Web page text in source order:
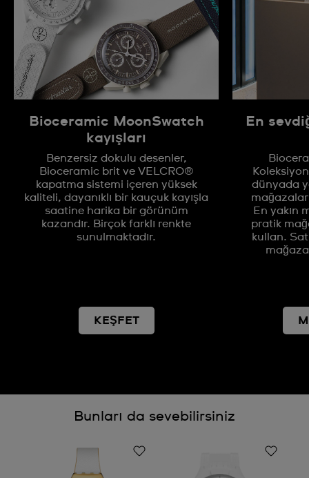
Bioceramic MoonSwatch
kayışları
Benzersiz dokulu desenler,
Bioceramic brit ve VELCRO®
kapatma sistemi içeren yüksek
kaliteli, dayanıklı bir kauçuk kayışla
saatine harika bir görünüm
kazandır. Birçok farklı renkte
sunulmaktadır.
KEŞFET
En
dünyada
En yakın
pratik
kullan.
Bunları da sevebilirsiniz